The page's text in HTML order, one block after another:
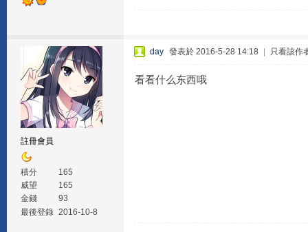
註冊會員
積分
165
威望
165
金錢
93
最後登錄 2016-10-8
day 發表於 2016-5-28 14:18 只看該作
看看什么东西哦